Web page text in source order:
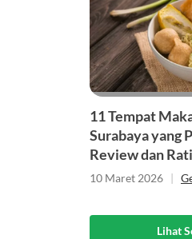
11 Tempat
Surabaya yang
Review dan
Mapsnya
10 Maret 2026 |
Lihat